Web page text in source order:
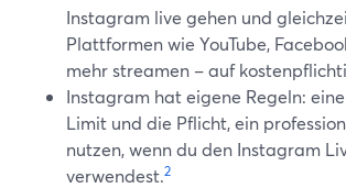
Instagram live gehen und
Plattformen wie YouTube,
mehr streamen – auf
Instagram hat eigene Regeln:
Limit und die Pflicht, ein
nutzen, wenn du den Instagram
verwendest.2